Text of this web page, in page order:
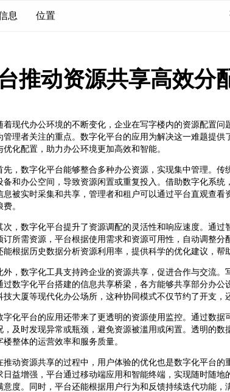
息 位置
推动资源共享高效分
着现代办公环境的不断变化，企业在写字楼内的资源配置
管理者关注的重点。数字化平台的应用为解决这一难题提
优化配置，助力办公环境更加高效和智能。
先，数字化平台能够整合多种办公资源，实现集中管理。传
备和办公空间，导致资源闲置或重复投入。借助数字化系
息被实时采集和共享，管理者和租户可以通过平台直观查
费。
次，数字化平台提升了资源调配的灵活性和响应速度。通
订所需资源，平台根据使用需求和资源可用性，自动调整
能根据历史数据分析资源利用率，提供科学的优化建议，帮
外，数字化工具支持跨企业的资源共享，促进合作与交流。
过数字化平台搭建的信息共享桥梁，各方能够共享部分办
技大厦等现代化办公场所，这种协同模式不仅节约了开支，
字化平台的应用还带来了更透明的资源使用监控。通过数
，及时发现异常或瓶颈，避免资源被滥用或闲置。透明的
楼整体的运营效率和服务质量。
推动资源共享的过程中，用户体验的优化也是数字化平台
日益增强，平台通过移动端应用和智能终端，实现随时随
意度。同时，平台还能根据用户行为和反馈持续迭代功能，